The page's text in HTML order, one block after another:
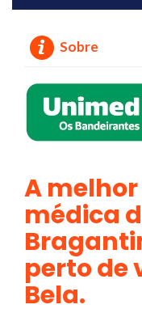
Sobre
A
médica
perto de
Bela.